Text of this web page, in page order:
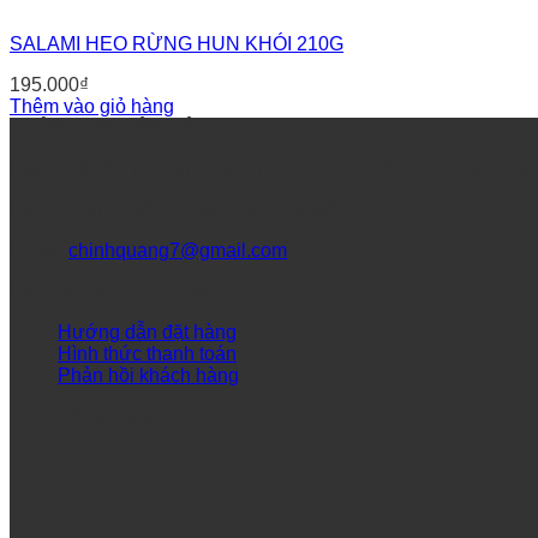
SALAMI HEO RỪNG HUN KHÓI 210G
195.000₫
Thêm vào giỏ hàng
chinhquang7@gmail.com
Hướng dẫn đặt hàng
Hình thức thanh toán
Phản hồi khách hàng